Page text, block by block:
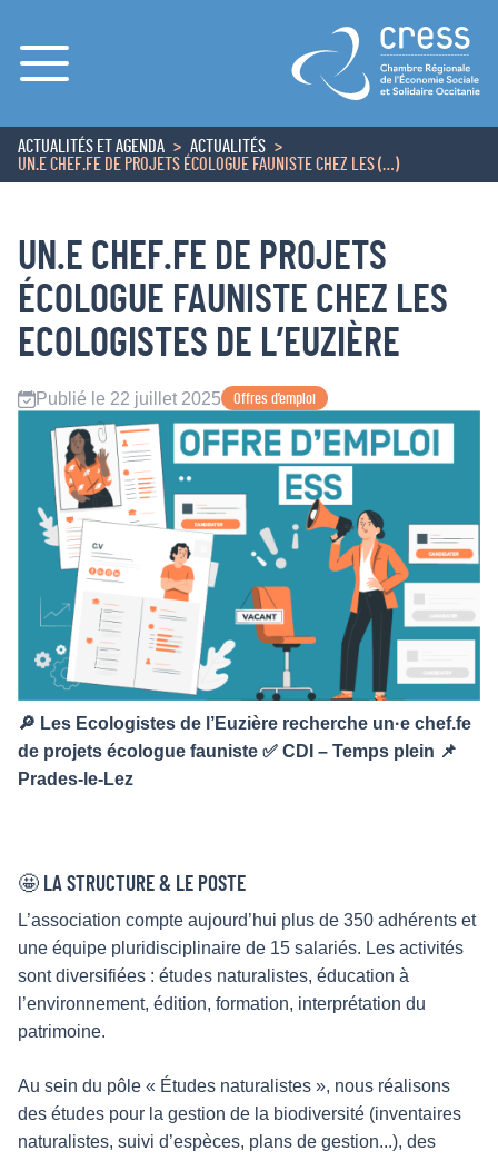
Menu
ACCUEIL
ACTUALITÉS ET AGENDA
ACTUALITÉS
UN.E CHEF.FE DE PROJETS ÉCOLOGUE FAUNISTE CHEZ LES (…)
UN.E CHEF.FE DE PROJETS
ÉCOLOGUE FAUNISTE CHEZ LES
ECOLOGISTES DE L’EUZIÈRE
Publié le 22 juillet 2025 Offres d’emploi
🔎 Les Ecologistes de l’Euzière recherche un·e chef.fe
de projets écologue fauniste ✅ CDI – Temps plein 📌
Prades-le-Lez
🤩 LA STRUCTURE & LE POSTE
L’association compte aujourd’hui plus de 350 adhérents et
une équipe pluridisciplinaire de 15 salariés. Les activités
sont diversifiées : études naturalistes, éducation à
l’environnement, édition, formation, interprétation du
patrimoine.
Au sein du pôle « Études naturalistes », nous réalisons
des études pour la gestion de la biodiversité (inventaires
naturalistes, suivi d’espèces, plans de gestion...), des